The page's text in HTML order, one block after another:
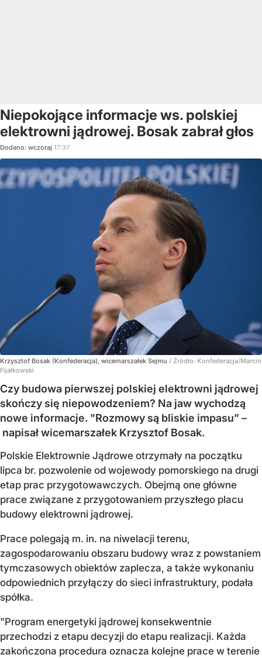
Niepokojące informacje ws. polskiej
elektrowni jądrowej. Bosak zabrał głos
Dodano: wczoraj 17:37
Krzysztof Bosak (Konfederacja), wicemarszałek Sejmu / Źródło: Konfederacja/Marcin
Fijałkowski
Czy budowa pierwszej polskiej elektrowni jądrowej
skończy się niepowodzeniem? Na jaw wychodzą
nowe informacje. "Rozmowy są bliskie impasu” –
napisał wicemarszałek Krzysztof Bosak.
Polskie Elektrownie Jądrowe otrzymały na początku
lipca br. pozwolenie od wojewody pomorskiego na drugi
etap prac przygotowawczych. Obejmą one główne
prace związane z przygotowaniem przyszłego placu
budowy elektrowni jądrowej.
Prace polegają m. in. na niwelacji terenu,
zagospodarowaniu obszaru budowy wraz z powstaniem
tymczasowych obiektów zaplecza, a także wykonaniu
odpowiednich przyłączy do sieci infrastruktury, podała
spółka.
"Program energetyki jądrowej konsekwentnie
przechodzi z etapu decyzji do etapu realizacji. Każda
zakończona procedura oznacza kolejne prace w terenie